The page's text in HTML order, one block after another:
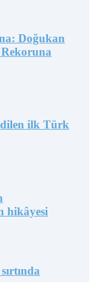
Doğukan
ilk Türk
hikâyesi